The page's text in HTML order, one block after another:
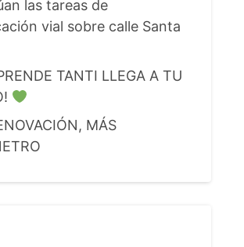
las tareas de
vial sobre calle Santa
TANTI LLEGA A TU
MÁS